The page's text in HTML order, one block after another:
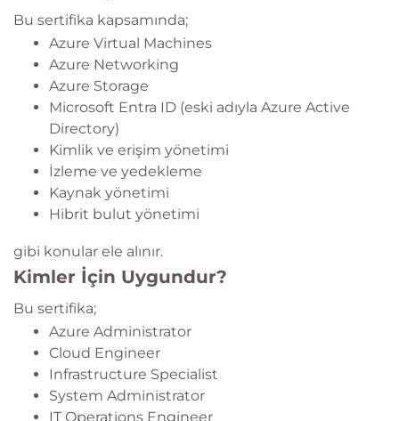
Bu sertifika kapsamında;
Azure Virtual Machines
Azure Networking
Azure Storage
Microsoft Entra ID (eski adıyla Azure Active
Directory)
Kimlik ve erişim yönetimi
İzleme ve yedekleme
Kaynak yönetimi
Hibrit bulut yönetimi
gibi konular ele alınır.
Kimler İçin Uygundur?
Bu sertifika;
Azure Administrator
Cloud Engineer
Infrastructure Specialist
System Administrator
IT Operations Engineer